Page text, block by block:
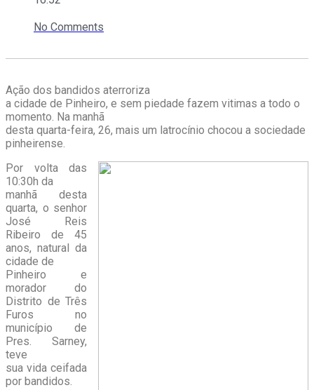
No Comments
Ação dos bandidos aterroriza
a cidade de Pinheiro, e sem piedade fazem vitimas a todo o
momento. Na manhã
desta quarta-feira, 26, mais um latrocínio chocou a sociedade
pinheirense.
Por volta das
10:30h da
manhã desta
quarta, o senhor
José Reis
Ribeiro de 45
anos, natural da
cidade de
Pinheiro e
morador do
Distrito de Três
Furos no
município de
Pres. Sarney,
teve
sua vida ceifada
por bandidos.